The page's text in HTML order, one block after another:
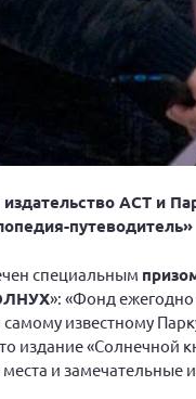
АСТ и
путеводитель»
специальным
»: «Фонд
самому известному
издание «Солнечной
и замечательные